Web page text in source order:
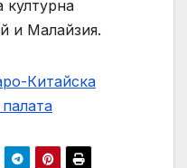
културна
и Малайзия.
Китайска